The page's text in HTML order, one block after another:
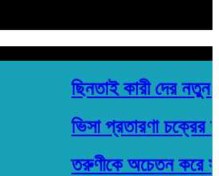
ছিনতাই কারী দের নতুন
ভিসা প্রতারণা চক্রের
তরুণীকে অচেতন করে